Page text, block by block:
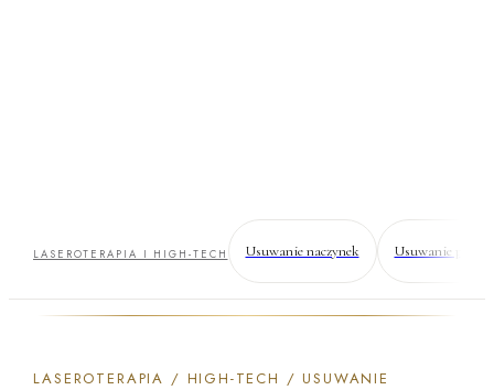
LASEROTERAPIA I HIGH-TECH Usuwanie naczynek Usuwanie
LASEROTERAPIA / HIGH-TECH / USUWANIE